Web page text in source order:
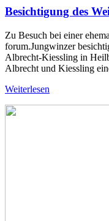
Besichtigung des
Zu Besuch bei einer
forum.Jungwinzer
Albrecht-Kiessling in
Albrecht und Kiessling
Weiterlesen